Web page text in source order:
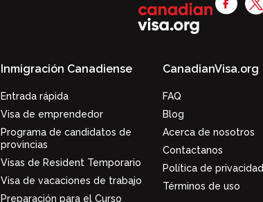
Inmigración Canadiense
Entrada rápida
Visa de emprendedor
Programa de candidatos de
provincias
Visas de Resident Temporario
Visa de vacaciones de trabajo
Preparación para el Curso
CanadianVisa.org
FAQ
Blog
Acerca de nosotros
Contactanos
Política de privacidad
Términos de uso